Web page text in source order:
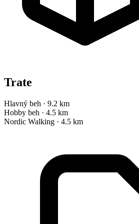
Trate
Hlavný beh · 9.2 km
Hobby beh · 4.5 km
Nordic Walking · 4.5 km